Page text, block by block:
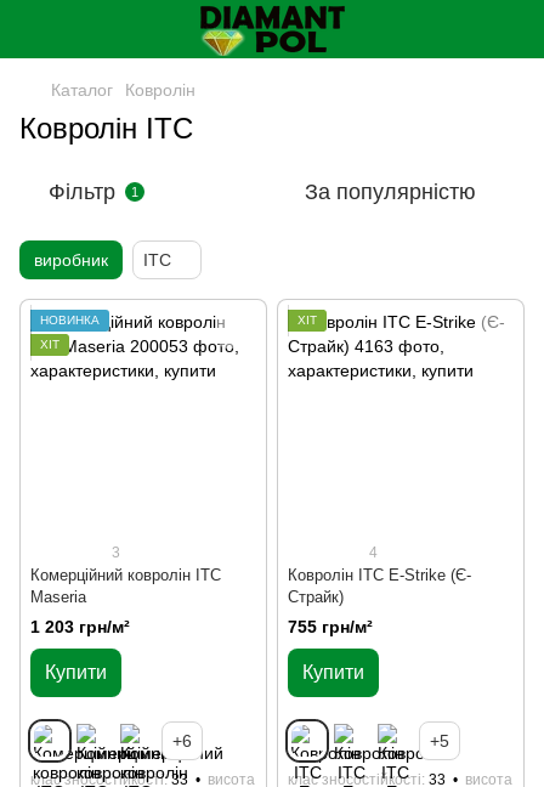
Каталог Ковролін
Ковролін ITC
Фільтр 1 За популярністю
виробник ITC
НОВИНКА
ХІТ
3
Комерційний ковролін ITC
Maseria
1 203 грн/м²
Купити
+6
клас зносостійкості 33
висота
ХІТ
4
Ковролін ITC E-Strike (Є-
Страйк)
755 грн/м²
Купити
+5
клас зносостійкості 33
висота